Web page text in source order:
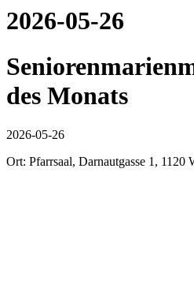
2026-05-26
des Monats
2026-05-26
Ort: Pfarrsaal, Darnautgasse 1, 1120